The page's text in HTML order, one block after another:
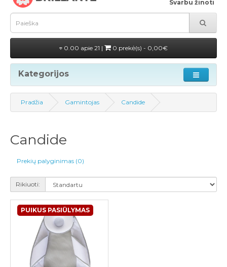
Svarbu žinoti
0.00 apie 21 | 0 prekė(s) - 0,00€
Kategorijos
Pradžia Gamintojas Candide
Candide
Prekių palyginimas (0)
Rikiuoti:
PUIKUS PASIŪLYMAS